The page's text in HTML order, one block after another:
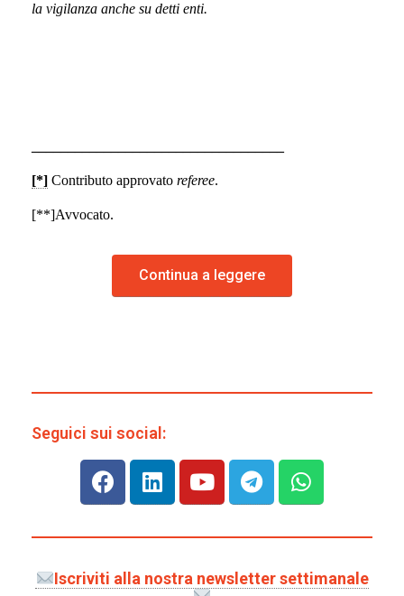
la vigilanza anche su detti enti.
[*] Contributo approvato referee.
[**]Avvocato.
Continua a leggere
Seguici sui social:
Iscriviti alla nostra newsletter settimanale